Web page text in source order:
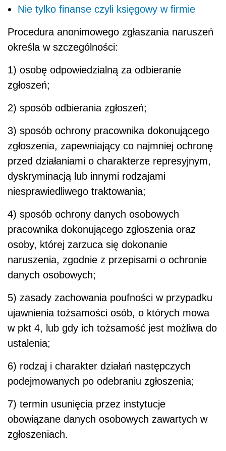
Nie tylko finanse czyli księgowy w firmie
Procedura anonimowego zgłaszania naruszeń
określa w szczególności:
1) osobę odpowiedzialną za odbieranie
zgłoszeń;
2) sposób odbierania zgłoszeń;
3) sposób ochrony pracownika dokonującego
zgłoszenia, zapewniający co najmniej ochronę
przed działaniami o charakterze represyjnym,
dyskryminacją lub innymi rodzajami
niesprawiedliwego traktowania;
4) sposób ochrony danych osobowych
pracownika dokonującego zgłoszenia oraz
osoby, której zarzuca się dokonanie
naruszenia, zgodnie z przepisami o ochronie
danych osobowych;
5) zasady zachowania poufności w przypadku
ujawnienia tożsamości osób, o których mowa
w pkt 4, lub gdy ich tożsamość jest możliwa do
ustalenia;
6) rodzaj i charakter działań następczych
podejmowanych po odebraniu zgłoszenia;
7) termin usunięcia przez instytucje
obowiązane danych osobowych zawartych w
zgłoszeniach.